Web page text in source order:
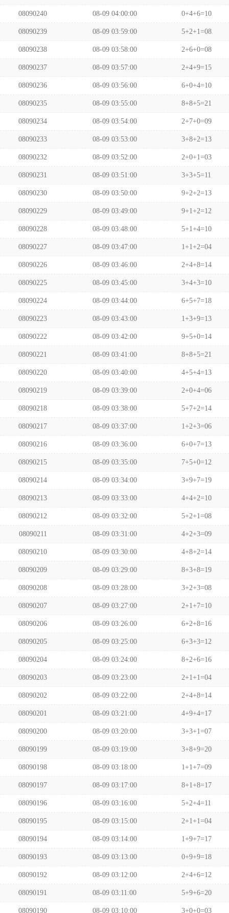
08090240 08-09 04:00:00 0+4+6=10
08090239 08-09 03:59:00 5+2+1=08
08090238 08-09 03:58:00 2+6+0=08
08090237 08-09 03:57:00 2+4+9=15
08090236 08-09 03:56:00 6+0+4=10
08090235 08-09 03:55:00 8+8+5=21
08090234 08-09 03:54:00 2+7+0=09
08090233 08-09 03:53:00 3+8+2=13
08090232 08-09 03:52:00 2+0+1=03
08090231 08-09 03:51:00 3+3+5=11
08090230 08-09 03:50:00 9+2+2=13
08090229 08-09 03:49:00 9+1+2=12
08090228 08-09 03:48:00 5+1+4=10
08090227 08-09 03:47:00 1+1+2=04
08090226 08-09 03:46:00 2+4+8=14
08090225 08-09 03:45:00 3+4+3=10
08090224 08-09 03:44:00 6+5+7=18
08090223 08-09 03:43:00 1+3+9=13
08090222 08-09 03:42:00 9+5+0=14
08090221 08-09 03:41:00 8+8+5=21
08090220 08-09 03:40:00 4+5+4=13
08090219 08-09 03:39:00 2+0+4=06
08090218 08-09 03:38:00 5+7+2=14
08090217 08-09 03:37:00 1+2+3=06
08090216 08-09 03:36:00 6+0+7=13
08090215 08-09 03:35:00 7+5+0=12
08090214 08-09 03:34:00 3+9+7=19
08090213 08-09 03:33:00 4+4+2=10
08090212 08-09 03:32:00 5+2+1=08
08090211 08-09 03:31:00 4+2+3=09
08090210 08-09 03:30:00 4+8+2=14
08090209 08-09 03:29:00 8+3+8=19
08090208 08-09 03:28:00 3+2+3=08
08090207 08-09 03:27:00 2+1+7=10
08090206 08-09 03:26:00 6+2+8=16
08090205 08-09 03:25:00 6+3+3=12
08090204 08-09 03:24:00 8+2+6=16
08090203 08-09 03:23:00 2+1+1=04
08090202 08-09 03:22:00 2+4+8=14
08090201 08-09 03:21:00 4+9+4=17
08090200 08-09 03:20:00 3+3+1=07
08090199 08-09 03:19:00 3+8+9=20
08090198 08-09 03:18:00 1+1+7=09
08090197 08-09 03:17:00 8+1+8=17
08090196 08-09 03:16:00 5+2+4=11
08090195 08-09 03:15:00 2+1+1=04
08090194 08-09 03:14:00 1+9+7=17
08090193 08-09 03:13:00 0+9+9=18
08090192 08-09 03:12:00 2+4+6=12
08090191 08-09 03:11:00 5+9+6=20
08090190 08-09 03:10:00 3+0+0=03